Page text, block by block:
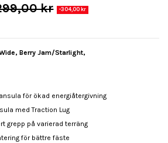
kr -304,00 kr
Berry Jam/Starlight,
för ökad energiåtergivning
med Traction Lug
grepp på varierad terräng
för bättre fäste